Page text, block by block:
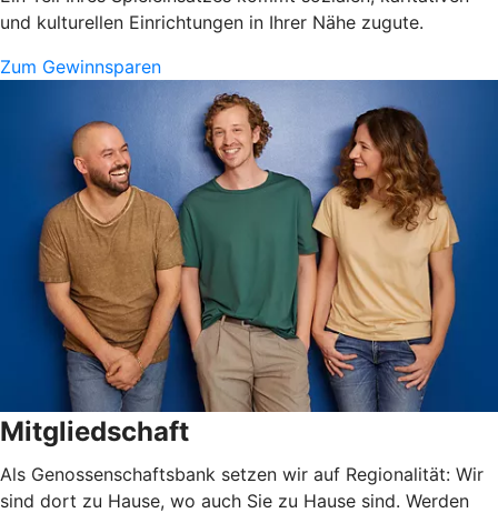
und kulturellen Einrichtungen in Ihrer Nähe zugute.
Zum Gewinnsparen
Mitgliedschaft
Als Genossenschaftsbank setzen wir auf Regionalität: Wir
sind dort zu Hause, wo auch Sie zu Hause sind. Werden